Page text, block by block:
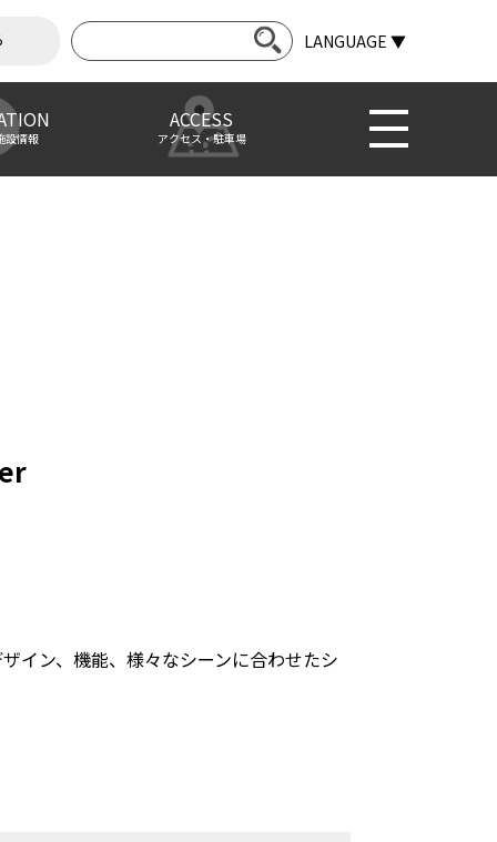
LANGUAGE ▼
設情報
ACCESS
アクセス・駐車場
イン、機能、様々なシーンに合わせたシ